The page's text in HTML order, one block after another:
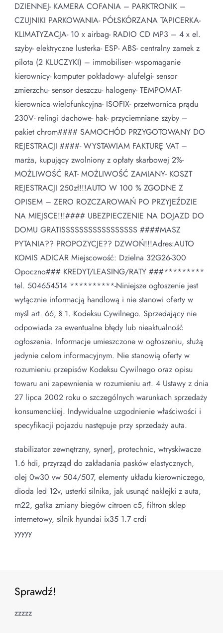
DZIENNEJ- KAMERA COFANIA – PARKTRONIK –
CZUJNIKI PARKOWANIA- PÓŁSKÓRZANA TAPICERKA-
KLIMATYZACJA- 10 x airbag- RADIO CD MP3 – 4 x el.
szyby- elektryczne lusterka- ESP- ABS- centralny zamek z
pilota (2 KLUCZYKI) – immobiliser- wspomaganie
kierownicy- komputer pokładowy- alufelgi- sensor
zmierzchu- sensor deszczu- halogeny- TEMPOMAT-
kierownica wielofunkcyjna- ISOFIX- przetwornica prądu
230V- relingi dachowe- hak- przyciemniane szyby –
pakiet chrom#### SAMOCHÓD PRZYGOTOWANY DO
REJESTRACJI ####- WYSTAWIAM FAKTURĘ VAT –
marża, kupujący zwolniony z opłaty skarbowej 2%-
MOŻLIWOŚĆ RAT- MOŻLIWOŚĆ ZAMIANY- KOSZT
REJESTRACJI 250zł!!!AUTO W 100 % ZGODNE Z
OPISEM – ZERO ROZCZAROWAŃ PO PRZYJEŹDZIE
NA MIEJSCE!!!#### UBEZPIECZENIE NA DOJAZD DO
DOMU GRATISSSSSSSSSSSSSSSSS ####MASZ
PYTANIA?? PROPOZYCJE?? DZWOŃ!!!Adres:AUTO
KOMIS ADICAR Miejscowość: Dzielna 32G26-300
Opoczno### KREDYT/LEASING/RATY ###*********
tel. 504654514 **********-Niniejsze ogłoszenie jest
wyłącznie informacją handlową i nie stanowi oferty w
myśl art. 66, § 1. Kodeksu Cywilnego. Sprzedający nie
odpowiada za ewentualne błędy lub nieaktualność
ogłoszenia. Informacje umieszczone w ogłoszeniu, służą
jedynie celom informacyjnym. Nie stanowią oferty w
rozumieniu przepisów Kodeksu Cywilnego oraz opisu
towaru ani zapewnienia w rozumieniu art. 4 Ustawy z dnia
27 lipca 2002 roku o szczególnych warunkach sprzedaży
konsumenckiej. Indywidualne uzgodnienie właściwości i
specyfikacji pojazdu następuje przy sprzedaży auta.
stabilizator zewnętrzny, syner], protechnic, wtryskiwacze
1.6 hdi, przyrząd do zakładania pasków elastycznych,
olej 0w30 vw 504/507, elementy układu kierowniczego,
dioda led 12v, usterki silnika, jak usunąć naklejki z auta,
rn22, gałka zmiany biegów citroen c5, filtron sklep
internetowy, silnik hyundai ix35 1.7 crdi
yyyyy
Sprawdź!
zzzzz